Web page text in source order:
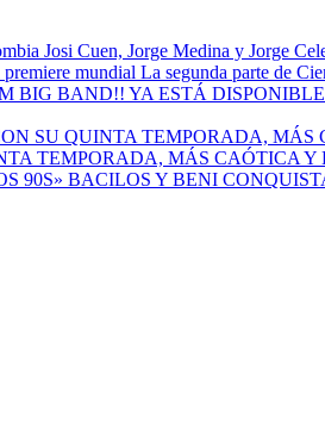
Josi Cuen, Jorge Medina y Jorge
La segunda parte de
TEMPORADA, MÁS CAÓTICA
BACILOS Y BENI